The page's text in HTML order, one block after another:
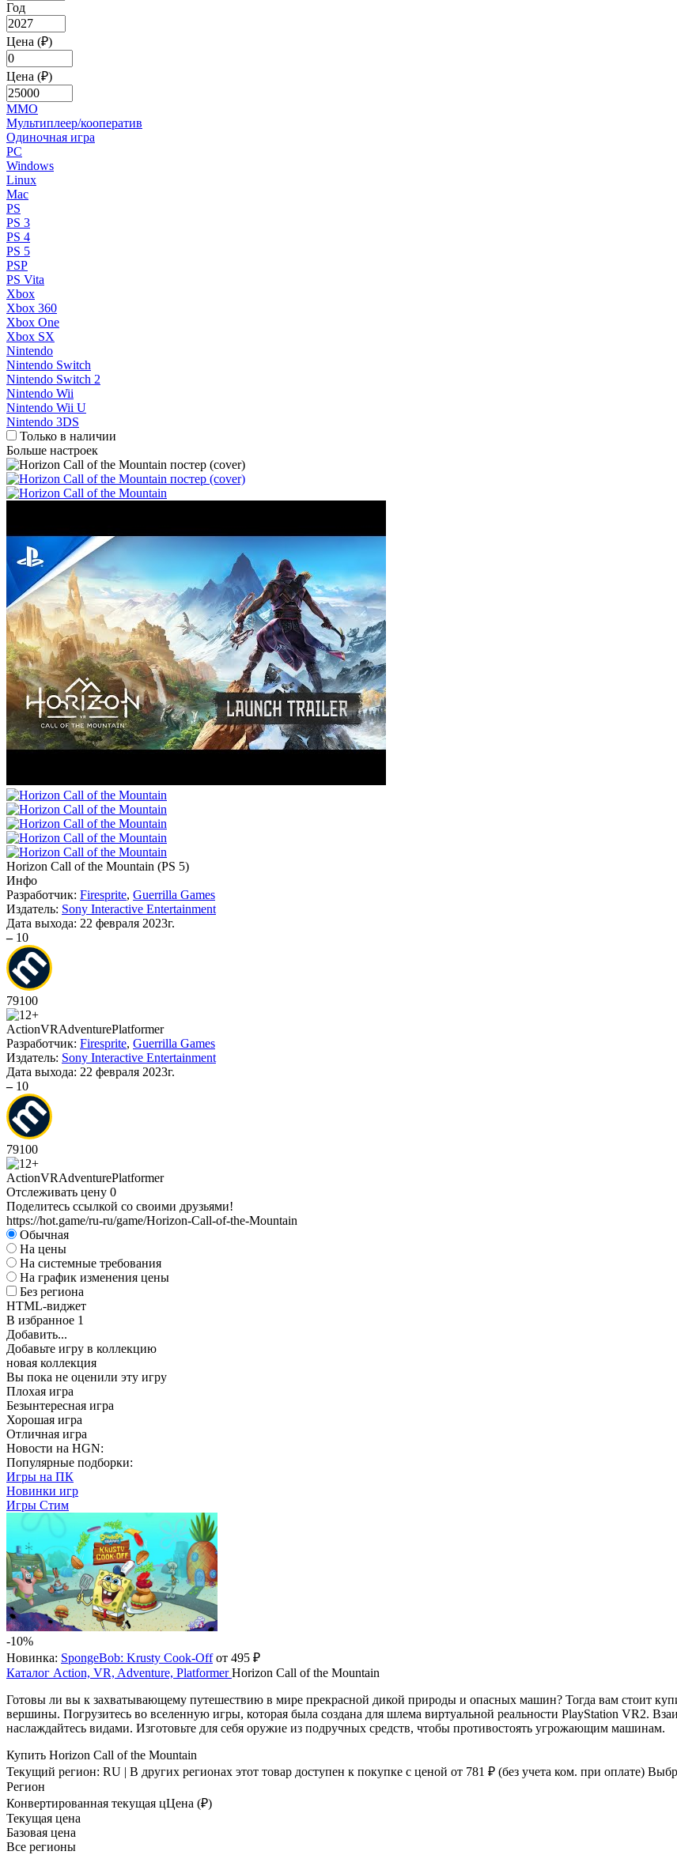
Год
Цена (₽)
Цена (₽)
MMO
Мультиплеер/кооператив
Одиночная игра
PC
Windows
Linux
Mac
PS
PS 3
PS 4
PS 5
PSP
PS Vita
Xbox
Xbox 360
Xbox One
Xbox SX
Nintendo
Nintendo Switch
Nintendo Switch 2
Nintendo Wii
Nintendo Wii U
Nintendo 3DS
Только в наличии
Больше настроек
Horizon Call of the Mountain (PS 5)
Инфо
Разработчик: Firesprite, Guerrilla Games
Издатель: Sony Interactive Entertainment
Дата выхода: 22 февраля 2023г.
– 10
79100
ActionVRAdventurePlatformer
Разработчик: Firesprite, Guerrilla Games
Издатель: Sony Interactive Entertainment
Дата выхода: 22 февраля 2023г.
– 10
79100
ActionVRAdventurePlatformer
Отслеживать цену 0
Поделитесь ссылкой со своими друзьями!
https://hot.game/ru-ru/game/Horizon-Call-of-the-Mountain
Обычная
На цены
На системные требования
На график изменения цены
Без региона
HTML-виджет
В избранное 1
Добавить...
Добавьте игру в коллекцию
новая коллекция
Вы пока не оценили эту игру
Плохая игра
Безынтересная игра
Хорошая игра
Отличная игра
Новости на HGN:
Популярные подборки:
Игры на ПК
Новинки игр
Игры Стим
-10%
Новинка: SpongeBob: Krusty Cook-Offот 495 ₽
Каталог Action, VR, Adventure, Platformer Horizon Call of the Mountain
Готовы ли вы к захватывающему путешествию в мире прекрасной дикой природы и опасных машин? Тогда вам стоит
вершины. Погрузитесь во вселенную игры, которая была создана для шлема виртуальной реальности PlayStation VR2.
наслаждайтесь видами. Изготовьте для себя оружие из подручных средств, чтобы противостоять угрожающим машинам.
Купить Horizon Call of the Mountain
Текущий регион: RU | В других регионах этот товар доступен к покупке с ценой от 781 ₽ (без учета ком. при оплате)
Регион
Конвертированная текущая цЦена (₽)
Текущая цена
Базовая цена
Все регионы